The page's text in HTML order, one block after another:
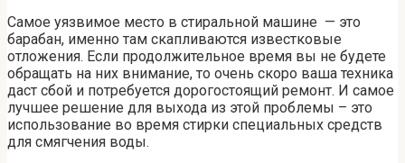
Самое уязвимое место в стиральной машине — это
барабан, именно там скапливаются известковые
отложения. Если продолжительное время вы не будете
обращать на них внимание, то очень скоро ваша техника
даст сбой и потребуется дорогостоящий ремонт. И самое
лучшее решение для выхода из этой проблемы – это
использование во время стирки специальных средств
для смягчения воды.